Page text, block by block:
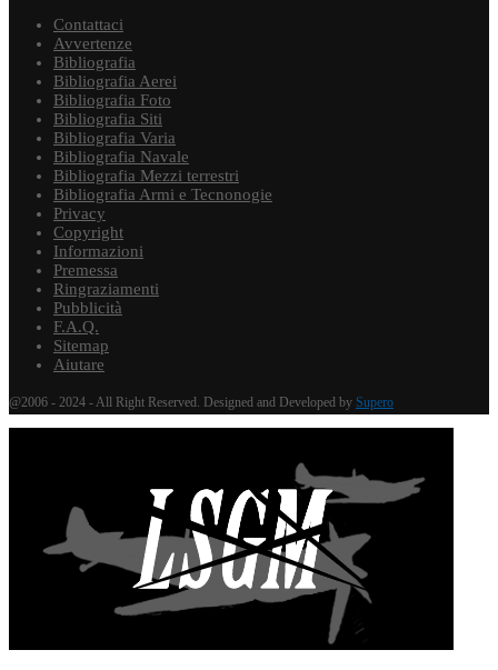
Contattaci
Avvertenze
Bibliografia
Bibliografia Aerei
Bibliografia Foto
Bibliografia Siti
Bibliografia Varia
Bibliografia Navale
Bibliografia Mezzi terrestri
Bibliografia Armi e Tecnonogie
Privacy
Copyright
Informazioni
Premessa
Ringraziamenti
Pubblicità
F.A.Q.
Sitemap
Aiutare
@2006 - 2024 - All Right Reserved. Designed and Developed by Supero